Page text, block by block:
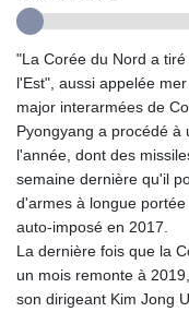
"La Corée du Nord a
l'Est", aussi appelée
major interarmées de
Pyongyang a procédé à
l'année, dont des
semaine dernière qu'il
d'armes à longue
auto-imposé en 2017.
La dernière fois que la
un mois remonte à
son dirigeant Kim Jong